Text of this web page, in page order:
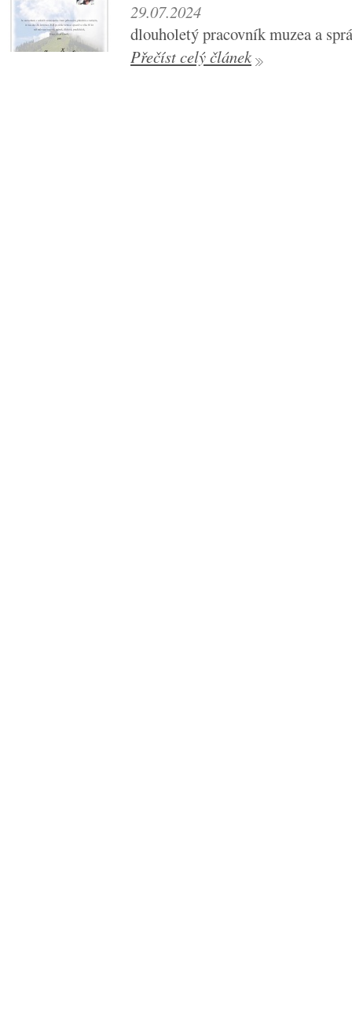
29.07.2024
dlouholetý pracovník muzea a
Přečíst celý článek